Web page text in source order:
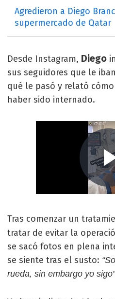
Agredieron a Diego
supermercado de Qatar
Desde Instagram, Diego
sus seguidores que le
qué le pasó y relató
haber sido internado.
Tras comenzar un
tratar de evitar la
se sacó fotos en plena
se siente tras el susto:
rueda, sin embargo yo sigo”